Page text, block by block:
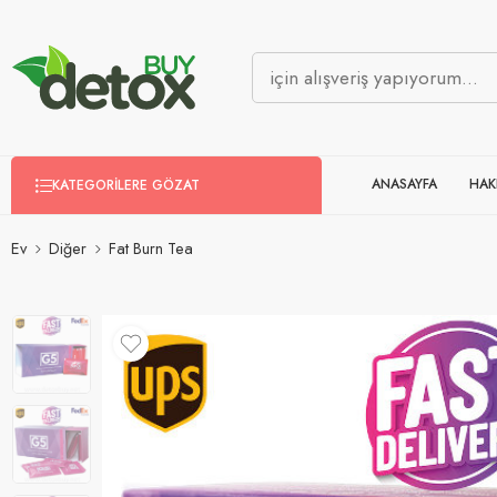
KATEGORILERE GÖZAT ANASAYFA
Ev Diğer Fat Burn Tea